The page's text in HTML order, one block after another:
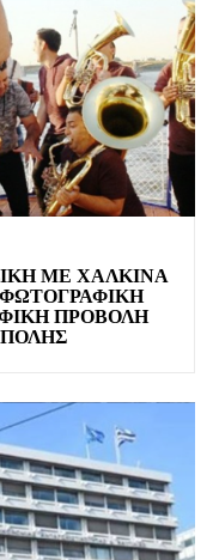
ΜΕ ΧΆΛΚΙΝΑ
ΠΡΟΒΟΛΉ